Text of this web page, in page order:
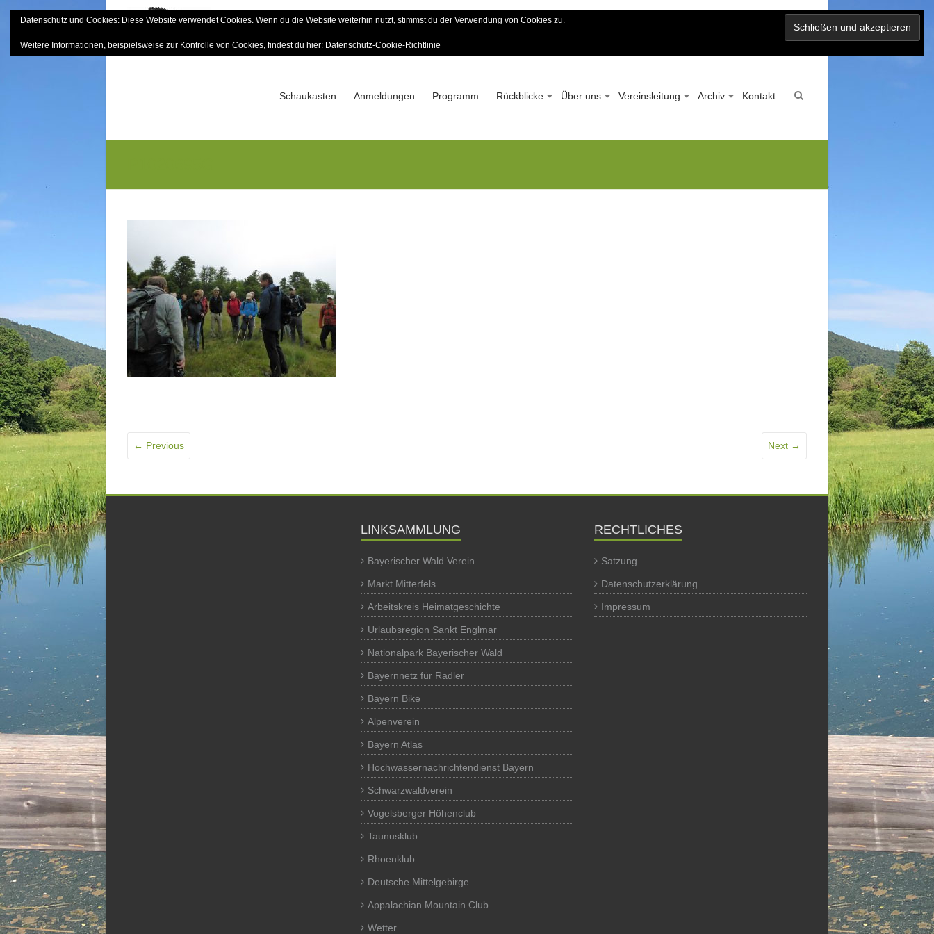
to
Bayerischer Wald-Verein
Sektion Mitterfels e.V. – Seit 1963
Schaukasten Anmeldungen Programm Rückblicke Über uns Vereinsleitung Archiv Kontakt
← Previous Next →
LINKSAMMLUNG
Bayerischer Wald Verein
Markt Mitterfels
Arbeitskreis Heimatgeschichte
Urlaubsregion Sankt Englmar
Nationalpark Bayerischer Wald
Bayernnetz für Radler
Bayern Bike
Alpenverein
Bayern Atlas
Hochwassernachrichtendienst Bayern
Schwarzwaldverein
Vogelsberger Höhenclub
Taunusklub
Rhoenklub
Deutsche Mittelgebirge
Appalachian Mountain Club
Wetter
RECHTLICHES
Satzung
Datenschutzerklärung
Impressum
Datenschutz und Cookies: Diese Website verwendet Cookies. Wenn du die Website weiterhin nutzt, stimmst du der Verwendung von Cookies zu.
Weitere Informationen, beispielsweise zur Kontrolle von Cookies, findest du hier: Datenschutz-Cookie-Richtlinie